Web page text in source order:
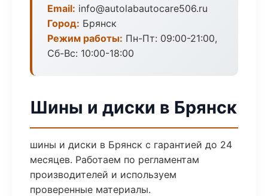
Email: info@autolabautocare506.ru
Город: Брянск
Режим работы: Пн-Пт: 09:00-21:00,
Сб-Вс: 10:00-18:00
Шины и диски в Брянск
шины и диски в Брянск с гарантией до 24
месяцев. Работаем по регламентам
производителей и используем
проверенные материалы.